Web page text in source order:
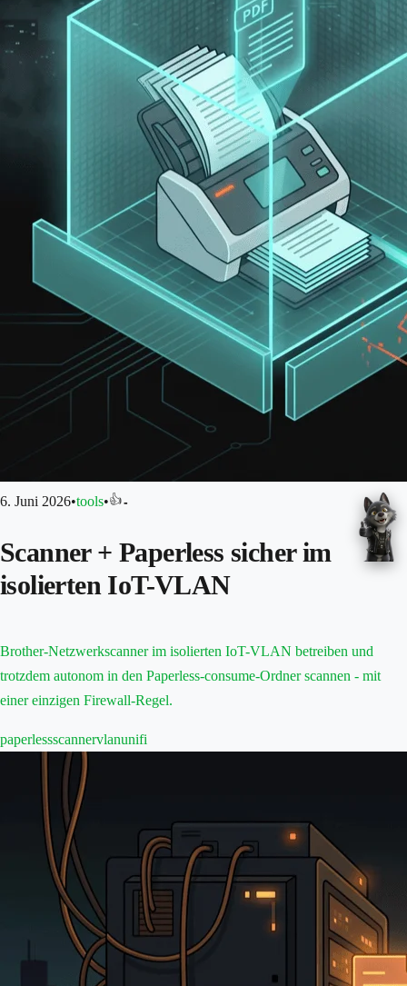
6. Juni 2026•tools•👍-
Scanner + Paperless sicher im
isolierten IoT-VLAN
Brother-Netzwerkscanner im isolierten IoT-VLAN betreiben und
trotzdem autonom in den Paperless-consume-Ordner scannen - mit
einer einzigen Firewall-Regel.
paperlessscannervlanunifi